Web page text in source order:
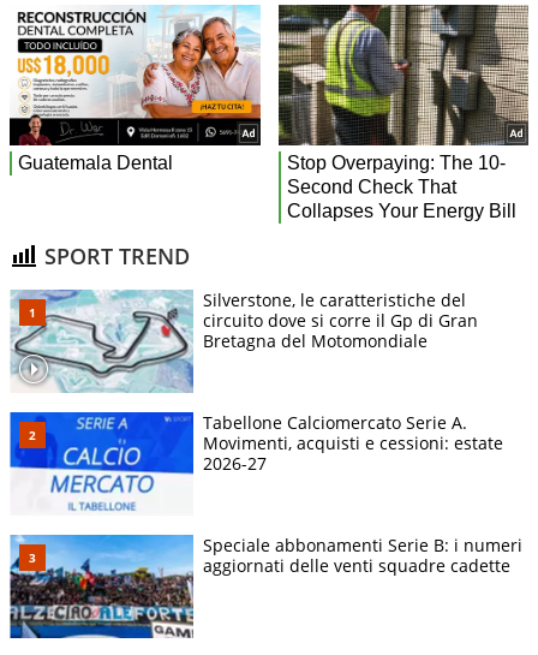
SPORT TREND
Silverstone, le caratteristiche del
circuito dove si corre il Gp di Gran
Bretagna del Motomondiale
Tabellone Calciomercato Serie A.
Movimenti, acquisti e cessioni: estate
2026-27
Speciale abbonamenti Serie B: i numeri
aggiornati delle venti squadre cadette